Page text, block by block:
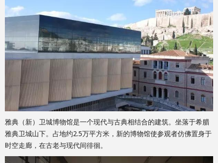
雅典（新）卫城博物馆是一个现代与古典相结合的建筑。坐落于希腊
雅典卫城山下。占地约2.5万平方米，新的博物馆使参观者仿佛置身于
时空走廊，在古老与现代间徘徊。